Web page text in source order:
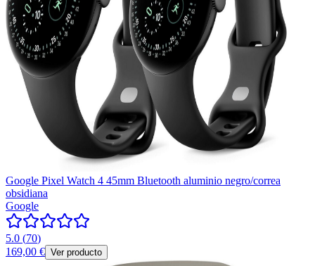
Google Pixel Watch 4 45mm Bluetooth aluminio negro/correa
obsidiana
Google
5.0 (70)
169,00 € Ver producto